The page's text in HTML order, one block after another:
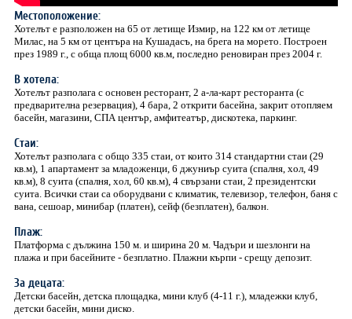
Местоположение:
Хотелът е разположен на 65 от летище Измир, на 122 км от летище
Милас, на 5 км от центъра на Кушадасъ, на брега на морето. Построен
през 1989 г., с обща площ 6000 кв.м, последно реновиран през 2004 г.
В хотела:
Хотелът разполага с основен ресторант, 2 а-ла-карт ресторанта (с
предварителна резервация), 4 бара, 2 открити басейна, закрит отопляем
басейн, магазини, СПА център, амфитеатър, дискотека, паркинг.
Стаи:
Хотелът разполага с общо 335 стаи, от които 314 стандартни стаи (29
кв.м), 1 апартамент за младоженци, 6 джуниър суита (спалня, хол, 49
кв.м), 8 суита (спалня, хол, 60 кв.м), 4 свързани стаи, 2 президентски
суита. Всички стаи са оборудвани с климатик, телевизор, телефон, баня с
вана, сешоар, минибар (платен), сейф (безплатен), балкон.
Плаж:
Платформа с дължина 150 м. и ширина 20 м. Чадъри и шезлонги на
плажа и при басейните - безплатно. Плажни кърпи - срещу депозит.
За децата:
Детски басейн, детска площадка, мини клуб (4-11 г.), младежки клуб,
детски басейн, мини диско.